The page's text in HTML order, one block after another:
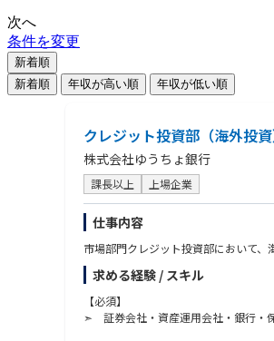
次へ
条件を変更
新着順
新着順
年収が高い順 年収が低い順
クレジット投資部（海外投資
株式会社ゆうちょ銀行
課長以上 上場企業
仕事内容
市場部門クレジット投資部において
求める経験 / スキル
【必須】
➣ 証券会社・資産運用会社・銀行・